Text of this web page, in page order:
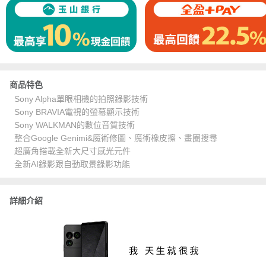
商品特色
Sony Alpha單眼相機的拍照錄影技術
Sony BRAVIA電視的螢幕顯示技術
Sony WALKMAN的數位音質技術
整合Google Genimi&魔術修圖、魔術橡皮擦、畫圈搜尋
超廣角搭載全新大尺寸感光元件
全新AI錄影跟自動取景錄影功能
詳細介紹